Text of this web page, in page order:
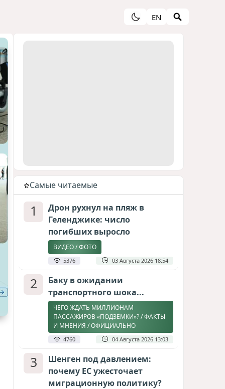
EN
Cамые читаемые
1
Дрон рухнул на пляж в
Геленджике: число
погибших выросло
ВИДЕО / ФОТО
5376 03 Августа 2026 18:54
2
Баку в ожидании
транспортного шока...
ЧЕГО ЖДАТЬ МИЛЛИОНАМ
ПАССАЖИРОВ «ПОДЗЕМКИ»? / ФАКТЫ
И МНЕНИЯ / ОФИЦИАЛЬНО
4760 04 Августа 2026 13:03
3
Шенген под давлением:
почему ЕС ужесточает
миграционную политику?